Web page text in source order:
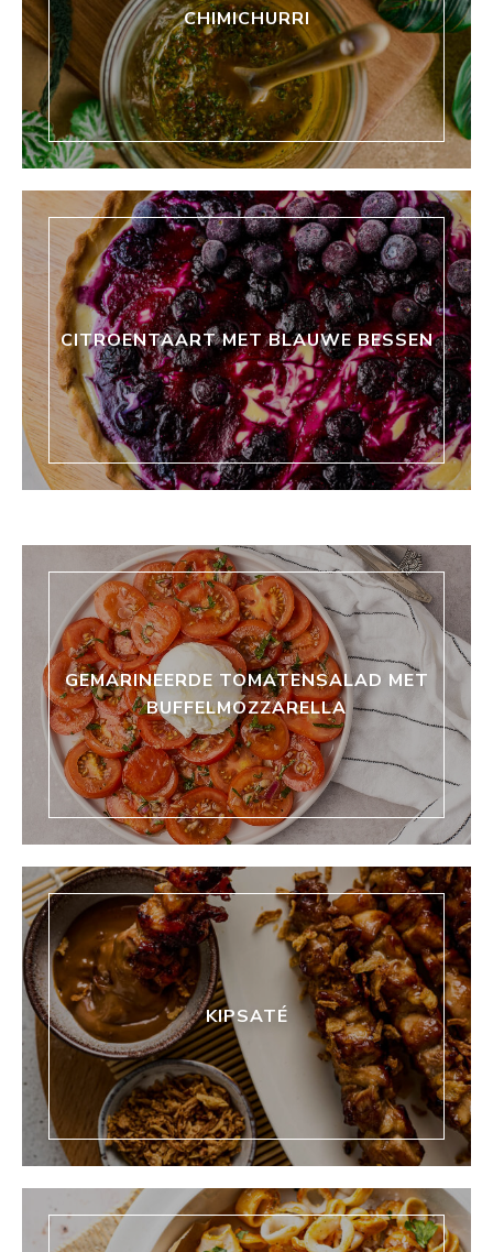
CHIMICHURRI
CITROENTAART MET BLAUWE BESSEN
GEMARINEERDE TOMATENSALAD MET
BUFFELMOZZARELLA
KIPSATÉ